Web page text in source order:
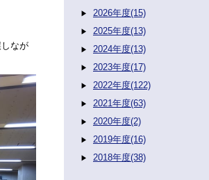
なが
2026年度(15)
2025年度(13)
2024年度(13)
2023年度(17)
2022年度(122)
2021年度(63)
2020年度(2)
2019年度(16)
2018年度(38)